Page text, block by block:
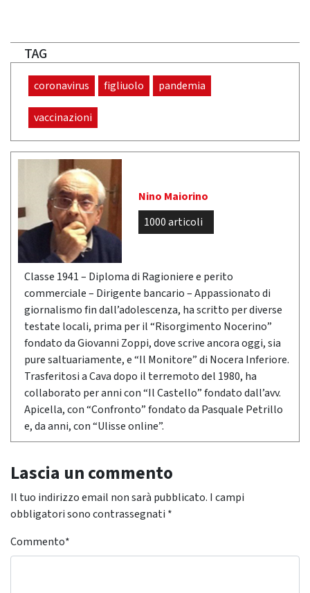
TAG
coronavirus figliuolo pandemia
vaccinazioni
Nino Maiorino
1000 articoli
Classe 1941 – Diploma di Ragioniere e perito
commerciale – Dirigente bancario – Appassionato di
giornalismo fin dall’adolescenza, ha scritto per diverse
testate locali, prima per il “Risorgimento Nocerino”
fondato da Giovanni Zoppi, dove scrive ancora oggi, sia
pure saltuariamente, e “Il Monitore” di Nocera Inferiore.
Trasferitosi a Cava dopo il terremoto del 1980, ha
collaborato per anni con “Il Castello” fondato dall’avv.
Apicella, con “Confronto” fondato da Pasquale Petrillo
e, da anni, con “Ulisse online”.
Lascia un commento
Il tuo indirizzo email non sarà pubblicato. I campi
obbligatori sono contrassegnati *
Commento*